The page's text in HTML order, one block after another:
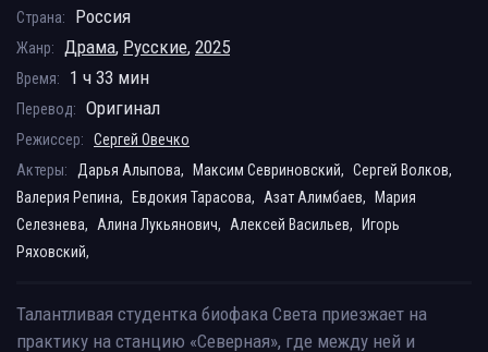
Страна: Россия
Жанр: Драма, Русские, 2025
Время: 1 ч 33 мин
Перевод: Оригинал
Режиссер:
Сергей Овечко
Актеры:
Дарья Алыпова, Максим Севриновский, Сергей Волков,
Валерия Репина,
Евдокия Тарасова, Азат Алимбаев,
Мария
Селезнева,
Алина Лукьянович, Алексей Васильев,
Игорь
Ряховский,
Талантливая студентка биофака Света приезжает на
практику на станцию «Северная», где между ней и